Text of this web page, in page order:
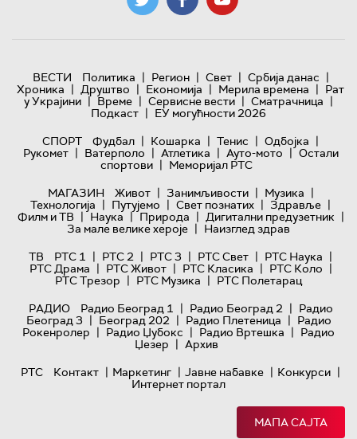
ВЕСТИ Политика | Регион | Свет | Србија данас |
Хроника | Друштво | Економија | Мерила времена | Рат
у Украјини | Време | Сервисне вести | Сматрачница |
Подкаст | ЕУ могућности 2026
СПОРТ
Фудбал | Кошарка | Тенис | Одбојка |
Рукомет | Ватерполо | Атлетика | Ауто-мото | Остали
спортови | Меморијал РТС
МАГАЗИН
Живот | Занимљивости | Музика |
Технологијa | Путујемо | Свет познатих | Здравље |
Филм и ТВ | Наука | Природа | Дигитални предузетник |
За мале велике хероје | Наизглед здрав
ТВ
РТС 1 | РТС 2 | РТС 3 | РТС Свет | РТС Наука |
РТС Драма | РТС Живот | РТС Класика | РТС Коло |
РТС Трезор | РТС Музика | РТС Полетарац
РАДИО
Радио Београд 1 | Радио Београд 2 | Радио
Београд 3 | Београд 202 | Радио Плетеница | Радио
Рокенролер | Радио Џубокс | Радио Вртешка | Радио
Џезер | Архив
РТС
Контакт | Маркетинг | Јавне набавке | Конкурси |
Интернет портал
МАПА САЈТА